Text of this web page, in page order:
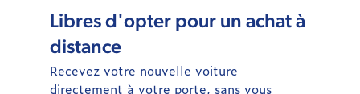
Libres d'opter pour un achat à
distance
Recevez votre nouvelle voiture
directement à votre porte, sans vous